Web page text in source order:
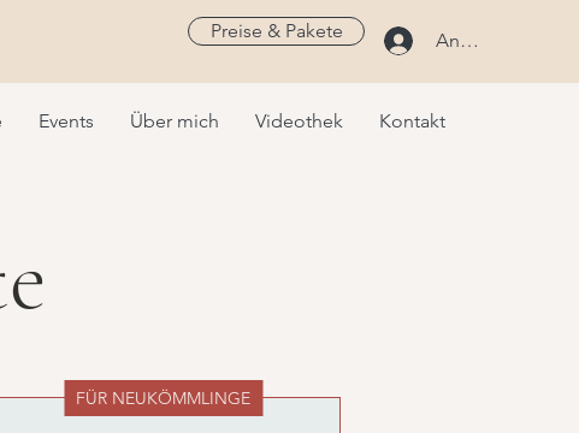
Preise & Pakete Anmelden
Events Über mich Videothek Kontakt
FÜR NEUKÖMMLINGE